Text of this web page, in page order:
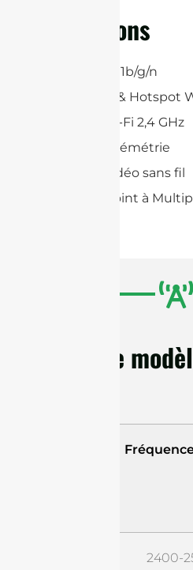
Applications
2,4 GHz 802.11b/g/n
Bluetooth® & Hotspot
Hotspots Wi-Fi 2,4 GHz
SCADA et télémétrie
Systèmes vidéo sans fil
Systèmes Point à
Options de
2400-